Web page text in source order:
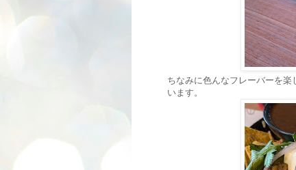
ちなみに色んなフレーバーを
います。